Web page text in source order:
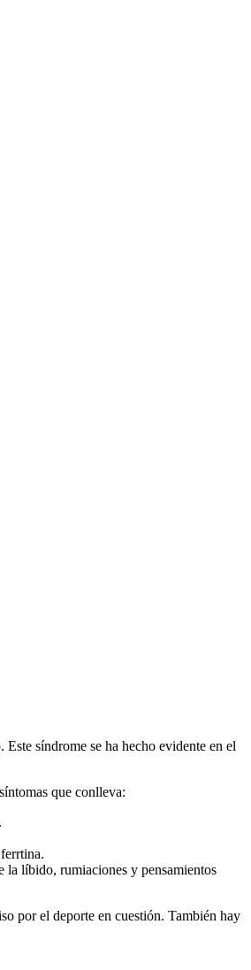
síndrome se ha hecho evidente en el
que conlleva:
la líbido, rumiaciones y pensamientos
por el deporte en cuestión. También hay